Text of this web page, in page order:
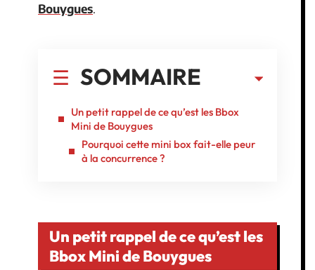
Bouygues.
SOMMAIRE
Un petit rappel de ce qu’est les Bbox
Mini de Bouygues
Pourquoi cette mini box fait-elle peur
à la concurrence ?
Un petit rappel de ce qu’est les
Bbox Mini de Bouygues